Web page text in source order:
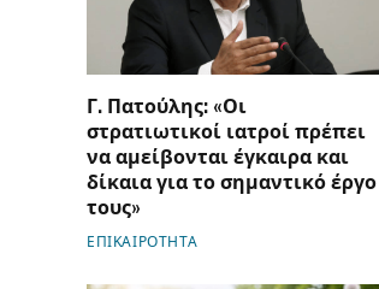
Γ. Πατούλης: «Οι
στρατιωτικοί ιατροί πρέπει
να αμείβονται έγκαιρα και
δίκαια για το σημαντικό έργο
τους»
ΕΠΙΚΑΙΡΟΤΗΤΑ